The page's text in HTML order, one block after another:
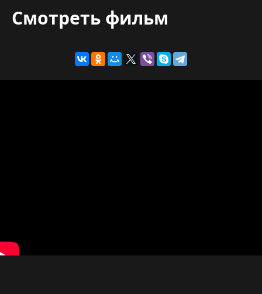
Смотреть фильм